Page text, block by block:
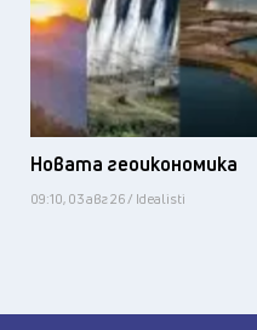
Новата геоикономика
09:10, 03 авг 26 / Idealisti